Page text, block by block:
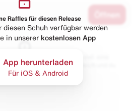
Partnern. Wir erhalten evtl. eine
Für dich bleibt der Preis gleich und du
Raffles für diesen Release
diesen Schuh verfügbar werden
in unserer kostenlosen App
App herunterladen
Für iOS & Android